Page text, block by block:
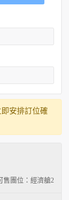
安排訂位確
售團位：經濟艙2